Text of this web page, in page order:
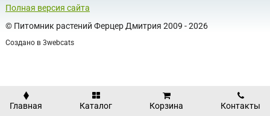
Полная версия сайта
© Питомник растений Ферцер Дмитрия 2009 - 2026
Создано в 3webcats
Главная Каталог Корзина Контакты